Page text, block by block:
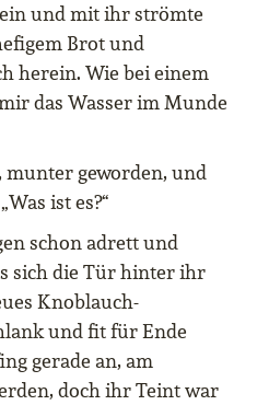
und mit ihr strömte
Brot und
herein. Wie bei einem
das Wasser im Munde
munter geworden, und
ist es?“
schon adrett und
sich die Tür hinter ihr
Knoblauch-
und fit für Ende
gerade an, am
doch ihr Teint war